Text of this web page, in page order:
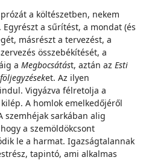
a költészetben, nekem
a sűrítést, a mondat (és
másrészt a tervezést, a
összebékítését, a
a Megbocsátást, aztán az Esti
et. Az ilyen
Vigyázva félretolja a
A homlok emelkedőjéről
szemhéjak sarkában alig
a szemöldökcsont
le a harmat. Igazságtalannak
tapintó, ami alkalmas